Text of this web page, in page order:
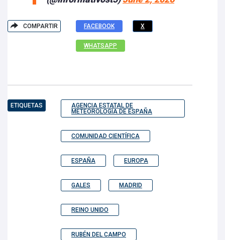
COMPARTIR FACEBOOK X
WHATSAPP
ETIQUETAS
AGENCIA ESTATAL DE
METEOROLOGÍA DE ESPAÑA
COMUNIDAD CIENTÍFICA
ESPAÑA EUROPA
GALES MADRID
REINO UNIDO
RUBÉN DEL CAMPO